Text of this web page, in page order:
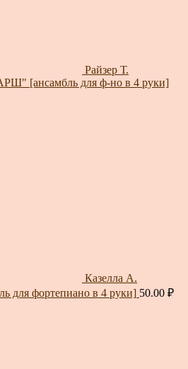
Райзер Т.
[ансамбль для ф-но в 4 руки]
Казелла А.
для фортепиано в 4 руки] 50.00 ₽